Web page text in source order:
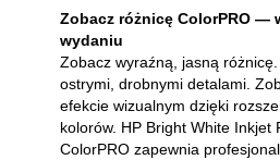
Zobacz różnicę ColorPRO —
wydaniu
Zobacz wyraźną, jasną
ostrymi, drobnymi detalami.
efekcie wizualnym dzięki
kolorów. HP Bright White Inkjet
ColorPRO zapewnia